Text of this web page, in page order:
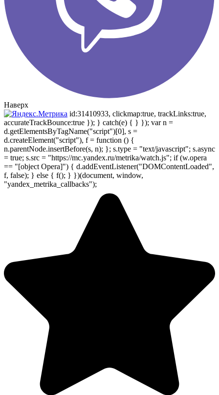
Наверх
id:31410933, clickmap:true, trackLinks:true,
accurateTrackBounce:true }); } catch(e) { } }); var n =
d.getElementsByTagName("script")[0], s =
d.createElement("script"), f = function () {
n.parentNode.insertBefore(s, n); }; s.type = "text/javascript"; s.async
= true; s.src = "https://mc.yandex.ru/metrika/watch.js"; if (w.opera
== "[object Opera]") { d.addEventListener("DOMContentLoaded",
f, false); } else { f(); } })(document, window,
"yandex_metrika_callbacks");